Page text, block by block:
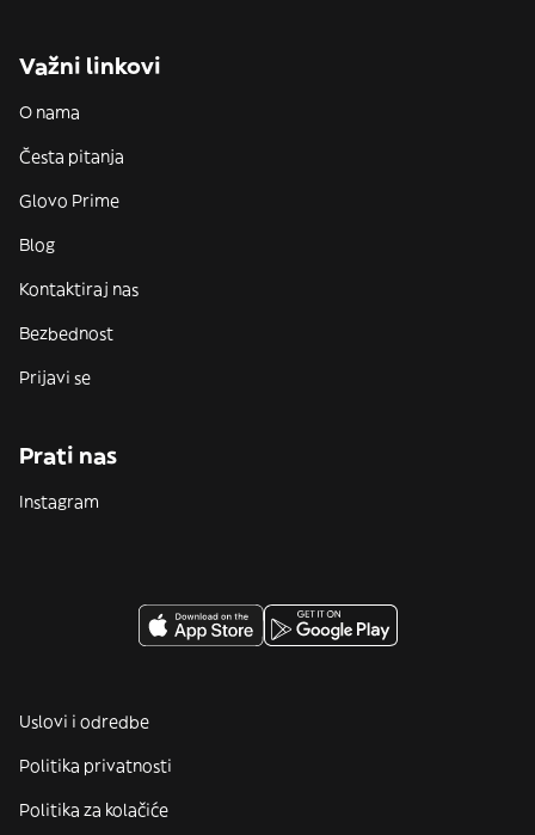
Važni linkovi
O nama
Česta pitanja
Glovo Prime
Blog
Kontaktiraj nas
Bezbednost
Prijavi se
Prati nas
Instagram
Uslovi i odredbe
Politika privatnosti
Politika za kolačiće